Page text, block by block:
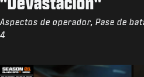
Aspectos de operador, Pase de
4